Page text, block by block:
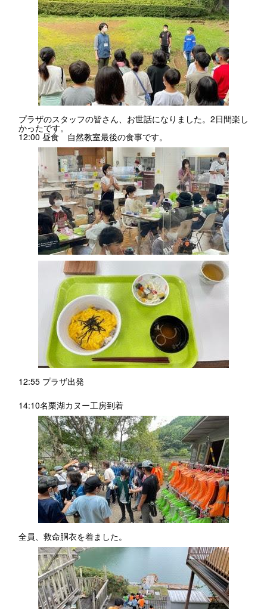
プラザのスタッフの皆さん、お世話になりました。2日間楽し
かったです。
12:00 昼食 自然教室最後の食事です。
12:55 プラザ出発
14:10名栗湖カヌー工房到着
全員、救命胴衣を着ました。